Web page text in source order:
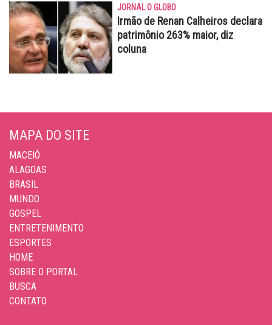
JORNAL O GLOBO
Irmão de Renan Calheiros declara
patrimônio 263% maior, diz
coluna
MAPA DO SITE
MACEIÓ
ALAGOAS
BRASIL
MUNDO
GOSPEL
ENTRETENIMENTO
ESPORTES
HOME
SOBRE O PORTAL
BUSCA
CONTATO